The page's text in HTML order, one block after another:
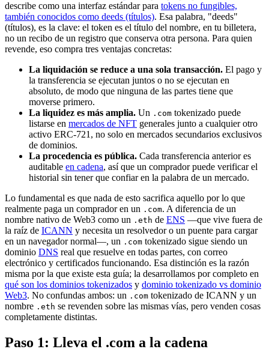
describe como una interfaz estándar para tokens no fungibles,
también conocidos como deeds (títulos). Esa palabra, "deeds"
(títulos), es la clave: el token es el título del nombre, en tu billetera,
no un recibo de un registro que conserva otra persona. Para quien
revende, eso compra tres ventajas concretas:
La liquidación se reduce a una sola transacción. El pago y
la transferencia se ejecutan juntos o no se ejecutan en
absoluto, de modo que ninguna de las partes tiene que
moverse primero.
La liquidez es más amplia. Un .com tokenizado puede
listarse en mercados de NFT generales junto a cualquier otro
activo ERC-721, no solo en mercados secundarios exclusivos
de dominios.
La procedencia es pública. Cada transferencia anterior es
auditable en cadena, así que un comprador puede verificar el
historial sin tener que confiar en la palabra de un mercado.
Lo fundamental es que nada de esto sacrifica aquello por lo que
realmente paga un comprador en un .com. A diferencia de un
nombre nativo de Web3 como un .eth de ENS —que vive fuera de
la raíz de ICANN y necesita un resolvedor o un puente para cargar
en un navegador normal—, un .com tokenizado sigue siendo un
dominio DNS real que resuelve en todas partes, con correo
electrónico y certificados funcionando. Esa distinción es la razón
misma por la que existe esta guía; la desarrollamos por completo en
qué son los dominios tokenizados y dominio tokenizado vs dominio
Web3. No confundas ambos: un .com tokenizado de ICANN y un
nombre .eth se revenden sobre las mismas vías, pero venden cosas
completamente distintas.
Paso 1: Lleva el .com a la cadena